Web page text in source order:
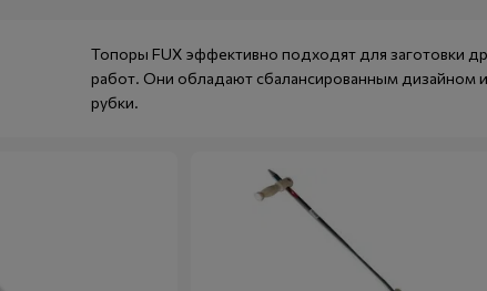
Топоры FUX эффективно подходят для заготовки
работ. Они обладают сбалансированным дизайном
рубки.